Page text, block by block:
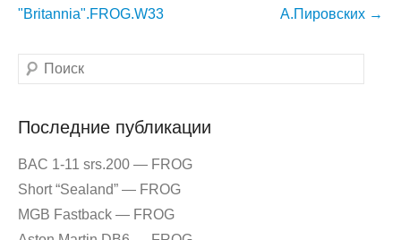
по
"Britannia".FROG.W33
А.Пировских →
Поиск
Последние публикации
BAC 1-11 srs.200 — FROG
Short “Sealand” — FROG
MGB Fastback — FROG